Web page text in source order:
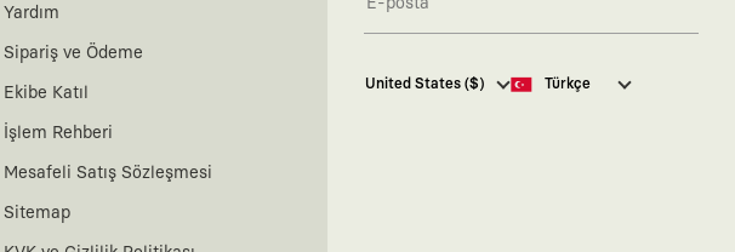
Yardım
Sipariş ve Ödeme
Ekibe Katıl
İşlem Rehberi
Mesafeli Satış Sözleşmesi
Sitemap
Kaft Tasarım Tekstil Sanayi ve
United States ($) Türkçe